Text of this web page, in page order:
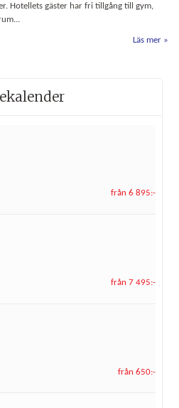
Hotellets gäster har fri tillgång till gym,
Läs mer
från 6 895:-
från 7 495:-
från 650:-